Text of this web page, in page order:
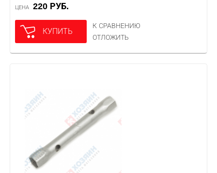
ЦЕНА 220 РУБ.
КУПИТЬ
К СРАВНЕНИЮ
ОТЛОЖИТЬ